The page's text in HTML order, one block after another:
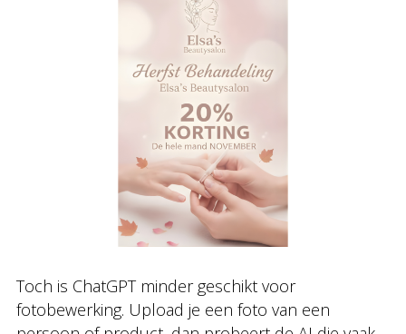
Toch is ChatGPT minder geschikt voor
fotobewerking. Upload je een foto van een